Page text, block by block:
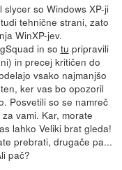
so Windows XP-ji
tehnične strani, zato
WinXP-jev.
in so tu pripravili
in precej kritičen do
vsako najmanjšo
ker vas bo opozoril
Posvetili so se namreč
vami. Kar, morate
lahko Veliki brat gleda!
prebrati, drugače pa...
pač?